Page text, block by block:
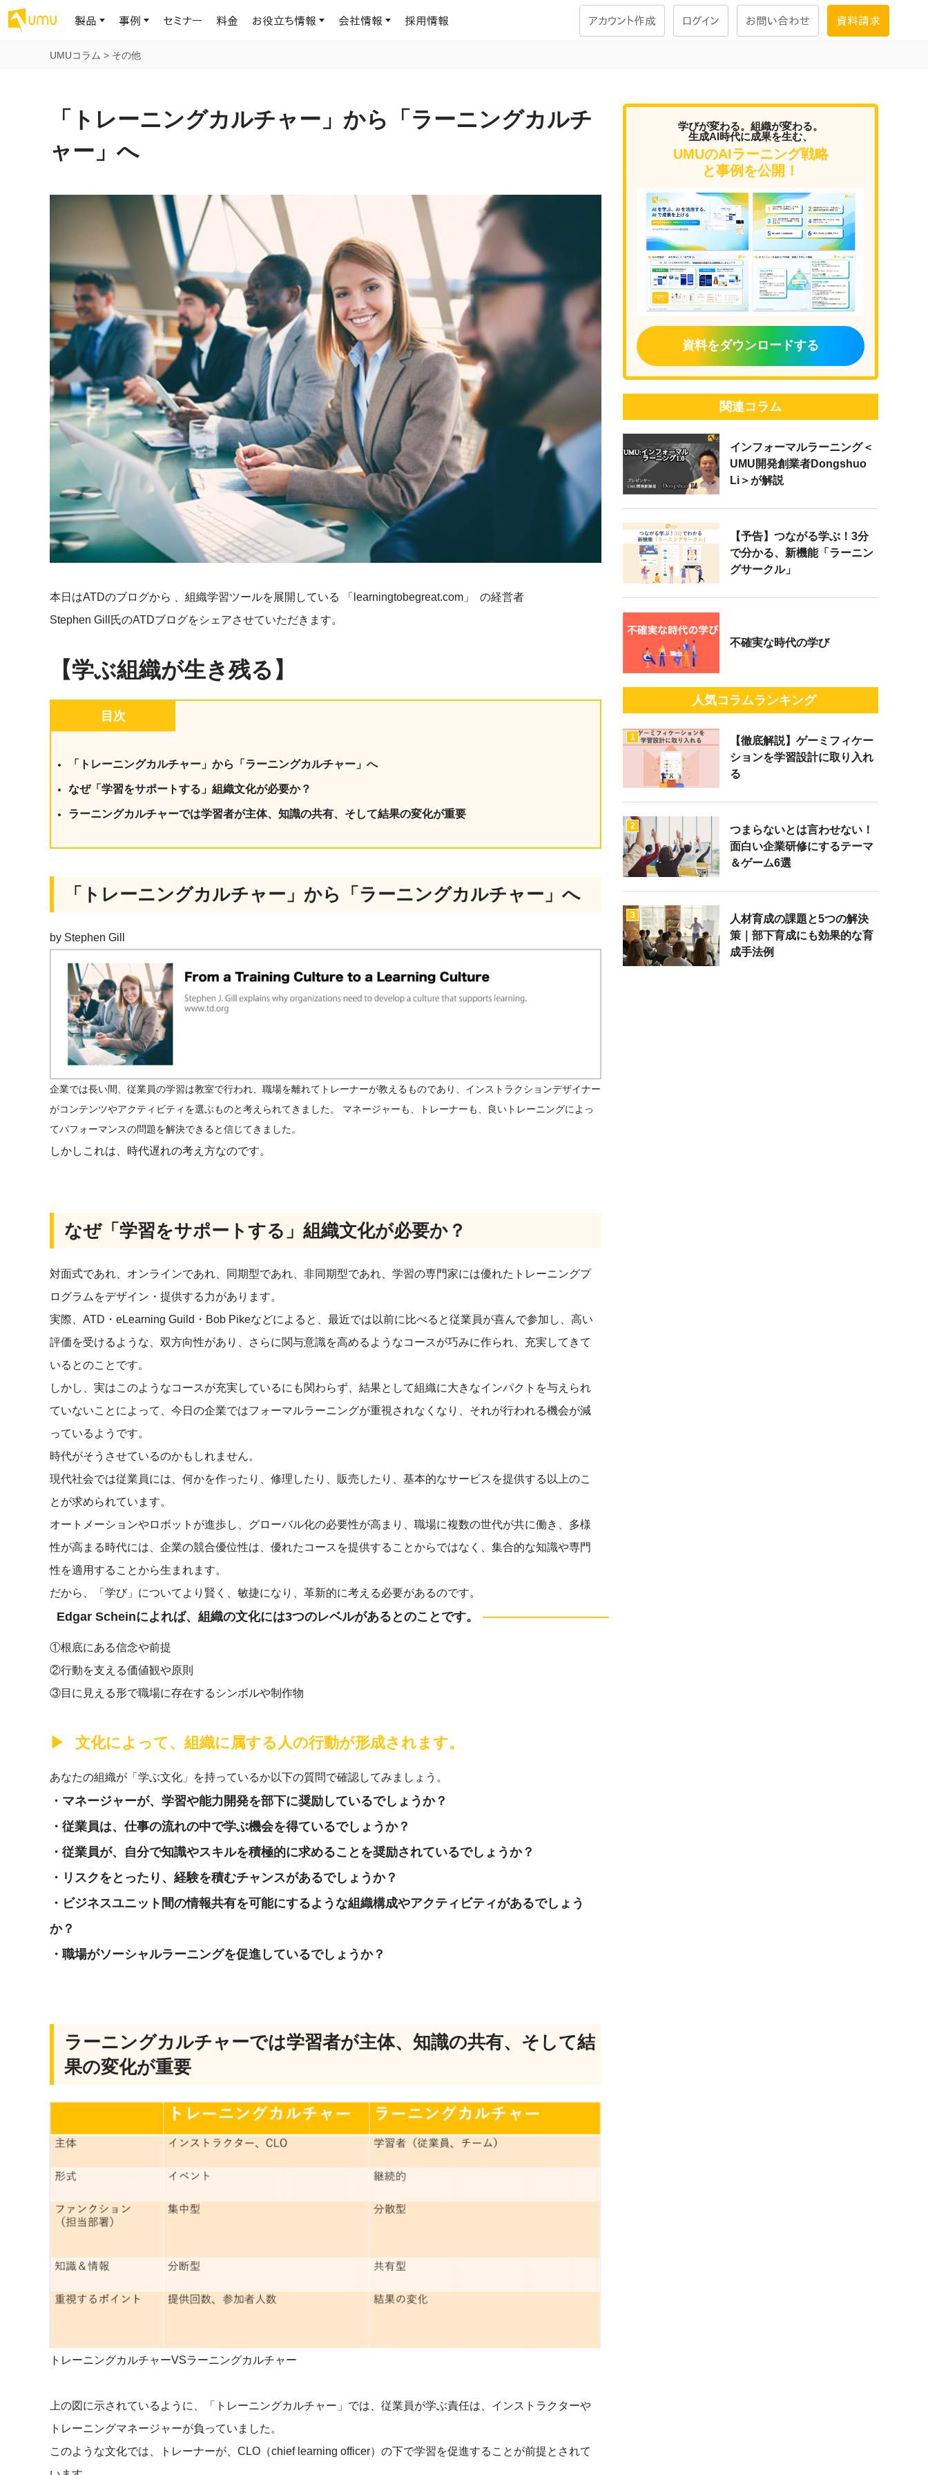
製品
AIリテラシーコース
大規模言語モデル時代のAIリテラ
わずか1時間で、初学者から専門家
まで。AIを使いこなすプロンプトリテ
AIリテラシー アセスメント
企業のAIリテラシーを可視化し、組
織変革を推進する人材の発掘・育
成を支援
AI人材育成：次世代トップセー
ルス育成
営業担当者のAI活用力を高め、成
約率向上を実現
AI人材育成：ビジネスライティ
AI時代の全ビジネスパーソン必須
のコアスキル。 ドラフト作成を自動
化し、業務スピードを加速
AI人材育成：タイムマネジメント
AIでタスクの優先順位を瞬時に判
AI人材育成：プロジェクトマネ
戦略を立案。組織を巻き込み、成果
を出す推進力を養う
AI人材育成：HRエンパワーメ
人と向き合い、組織を変える戦略人
AIロープレ
学習の科学に基づくAIロープレで、
AIとの対話トレーニングによる、効
果的な会話パターンの習得。マネー
ジャーの指導力から、営業担当者
の交渉力強化までを網羅
AI マネジメント Dojo
AI部下との対話シミュレーションで
マネジメント課題を特定。個別フィ
ードバックでスキルを定着
uShow
製品紹介や営業トレーニングといっ
た、重要なビジネスプレゼンに最適
化されたPPTスピーチ練習
UMU AI課題
AIによる個別フィードバックで練習
の質を飛躍的に高め、スキルアップ
を実現
UMU AIビデオ
AIバーチャル講師の動画をワンクリ
ックで作成。企業研修やマニュアル
スタント
あらゆる業務シナリオに最適化され
た、100以上のAIネイティブツール
ラーニングプラットフォーム
OJTの教育と学習
アセスメント
ラーニングサークル
セキュリティー
試験を受ける
大画面インタラクション
学習プログラム
事例
お客様の課題解決のプロセスと成果を、インタビュー記事でご紹介し
お客様の声
2.8万社以上が導入した信頼と実績の一覧を、こちらでご覧いただけ
セミナー 料金 お役立ち情報
AI活用や人材育成に役立つ、課題解決のための資料を無料でご提
お知らせ
UMUコースマーケット
プロが作成した質の高い研修コースを購入し、即座に自社で導入で
専門家がAIや組織開発を深掘り解説する、実践に役立つナレッジで
会社情報
世界203カ国・国内28,000社以上の導入実績と基本情報
私たちについて
ミッション・ビジョン、社名に込められた想い
AI時代に、人間の可能性を拡張する。学びと人的資本の未来
代表と各分野の顧問・アドバイザーをご紹介
セキュリティ
ISO認証取得済み。最高水準のセキュリティ体制
採用情報 アカウント作成 ログイン お問い合わせ 資料請求
UMUコラム > その他
「トレーニングカルチャー」から「ラーニングカルチ
ャー」へ
本日はATDのブログから 、組織学習ツールを展開している 「learningtobegreat.com」
の経営者
Stephen Gill氏のATDブログをシェアさせていただきます。
【学ぶ組織が生き残る】
目次
「トレーニングカルチャー」から「ラーニングカルチャー」へ
なぜ「学習をサポートする」組織文化が必要か？
ラーニングカルチャーでは学習者が主体、知識の共有、そして結果の変化が重要
「トレーニングカルチャー」から「ラーニングカルチャー」へ
by Stephen Gill
企業では長い間、従業員の学習は教室で行われ、職場を離れてトレーナーが教えるものであり、インストラクションデザイナー
がコンテンツやアクティビティを選ぶものと考えられてきました。 マネージャーも、トレーナーも、良いトレーニングによっ
てパフォーマンスの問題を解決できると信じてきました。
しかしこれは、時代遅れの考え方なのです。
なぜ「学習をサポートする」組織文化が必要か？
対面式であれ、オンラインであれ、同期型であれ、非同期型であれ、学習の専門家には優れたトレーニングプ
ログラムをデザイン・提供する力があります。
実際、ATD・eLearning Guild・Bob Pikeなどによると、最近では以前に比べると従業員が喜んで参加し、高い
評価を受けるような、双方向性があり、さらに関与意識を高めるようなコースが巧みに作られ、充実してきて
いるとのことです。
しかし、実はこのようなコースが充実しているにも関わらず、結果として組織に大きなインパクトを与えられ
ていないことによって、今日の企業ではフォーマルラーニングが重視されなくなり、それが行われる機会が減
っているようです。
時代がそうさせているのかもしれません。
現代社会では従業員には、何かを作ったり、修理したり、販売したり、基本的なサービスを提供する以上のこ
とが求められています。
オートメーションやロボットが進歩し、グローバル化の必要性が高まり、職場に複数の世代が共に働き、多様
性が高まる時代には、企業の競合優位性は、優れたコースを提供することからではなく、集合的な知識や専門
性を適用することから生まれます。
だから、「学び」についてより賢く、敏捷になり、革新的に考える必要があるのです。
Edgar Scheinによれば、組織の文化には3つのレベルがあるとのことです。
①根底にある信念や前提
②行動を支える価値観や原則
③目に見える形で職場に存在するシンボルや制作物
文化によって、組織に属する人の行動が形成されます。
あなたの組織が「学ぶ文化」を持っているか以下の質問で確認してみましょう。
・マネージャーが、学習や能力開発を部下に奨励しているでしょうか？
・従業員は、仕事の流れの中で学ぶ機会を得ているでしょうか？
・従業員が、自分で知識やスキルを積極的に求めることを奨励されているでしょうか？
・リスクをとったり、経験を積むチャンスがあるでしょうか？
・ビジネスユニット間の情報共有を可能にするような組織構成やアクティビティがあるでしょう
か？
・職場がソーシャルラーニングを促進しているでしょうか？
ラーニングカルチャーでは学習者が主体、知識の共有、そして結
果の変化が重要
トレーニングカルチャーVSラーニングカルチャー
上の図に示されているように、「トレーニングカルチャー」では、従業員が学ぶ責任は、インストラクターや
トレーニングマネージャーが負っていました。
このような文化では、トレーナーが、CLO（chief learning officer）の下で学習を促進することが前提とされて
学びが変わる。組織が変わる。
生成AI時代に成果を生む、
UMUのAIラーニング戦略
と事例を公開！
資料をダウンロードする
関連コラム
インフォーマルラーニング＜
UMU開発創業者Dongshuo
Li＞が解説
【予告】つながる学ぶ！3分
で分かる、新機能「ラーニン
グサークル」
不確実な時代の学び
人気コラムランキング
1
【徹底解説】ゲーミフィケー
ションを学習設計に取り入れ
る
2
つまらないとは言わせない！
面白い企業研修にするテーマ
＆ゲーム6選
3
人材育成の課題と5つの解決
策｜部下育成にも効果的な育
成手法例